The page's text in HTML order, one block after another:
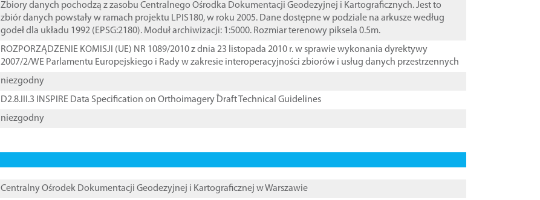
Zbiory danych pochodzą z zasobu Centralnego Ośrodka Dokumentacji Geodezyjnej i Kartograficznych. Jest to
zbiór danych powstały w ramach projektu LPIS180, w roku 2005. Dane dostępne w podziale na arkusze według
godeł dla układu 1992 (EPSG:2180). Moduł archiwizacji: 1:5000. Rozmiar terenowy piksela 0.5m.
ROZPORZĄDZENIE KOMISJI (UE) NR 1089/2010 z dnia 23 listopada 2010 r. w sprawie wykonania dyrektywy
2007/2/WE Parlamentu Europejskiego i Rady w zakresie interoperacyjności zbiorów i usług danych przestrzennych
niezgodny
D2.8.III.3 INSPIRE Data Specification on Orthoimagery ֠Draft Technical Guidelines
niezgodny
Centralny Ośrodek Dokumentacji Geodezyjnej i Kartograficznej w Warszawie